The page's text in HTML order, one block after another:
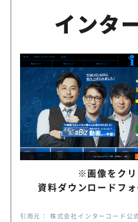
インタ
※画像をクリ
資料ダウンロードフォ
引用元： 株式会社インターコー